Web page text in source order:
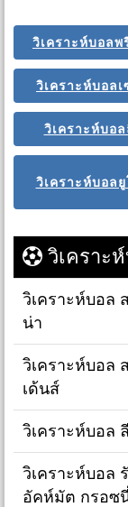
วิเคราะห์บอลพ
วิเคราะห์บอลเ
วิเคราะห์บอล
วิเคราะห์บอล
วิเคราะ
วิเคราะห์บอล
น่า
วิเคราะห์บอล
เด้นส์
วิเคราะห์บอล
วิเคราะห์บอล
อัคห์มัต กรอซ